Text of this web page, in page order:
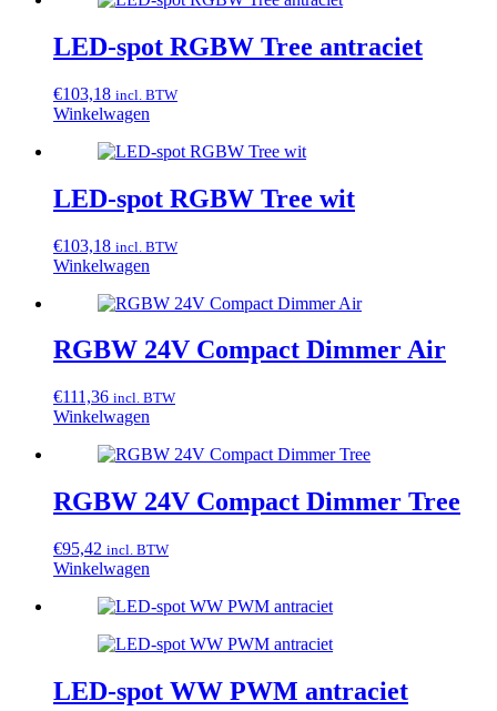
LED-spot RGBW Tree antraciet
€103,18 incl. BTW
Winkelwagen
LED-spot RGBW Tree wit
€103,18 incl. BTW
Winkelwagen
RGBW 24V Compact Dimmer Air
€111,36 incl. BTW
Winkelwagen
RGBW 24V Compact Dimmer Tree
€95,42 incl. BTW
Winkelwagen
LED-spot WW PWM antraciet